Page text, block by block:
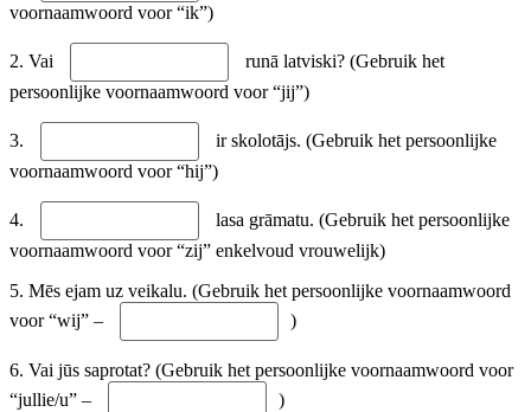
voornaamwoord voor “ik”)
2. Vai
runā latviski? (Gebruik het
persoonlijke voornaamwoord voor “jij”)
3.
ir skolotājs. (Gebruik het persoonlijke
voornaamwoord voor “hij”)
4.
lasa grāmatu. (Gebruik het persoonlijke
voornaamwoord voor “zij” enkelvoud vrouwelijk)
5. Mēs ejam uz veikalu. (Gebruik het persoonlijke voornaamwoord
voor “wij” –
)
6. Vai jūs saprotat? (Gebruik het persoonlijke voornaamwoord voor
“jullie/u” –
)